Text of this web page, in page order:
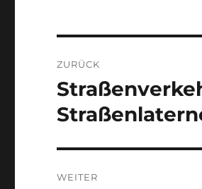
ZURÜCK
Vorheriger
Beitrag:
WEITER